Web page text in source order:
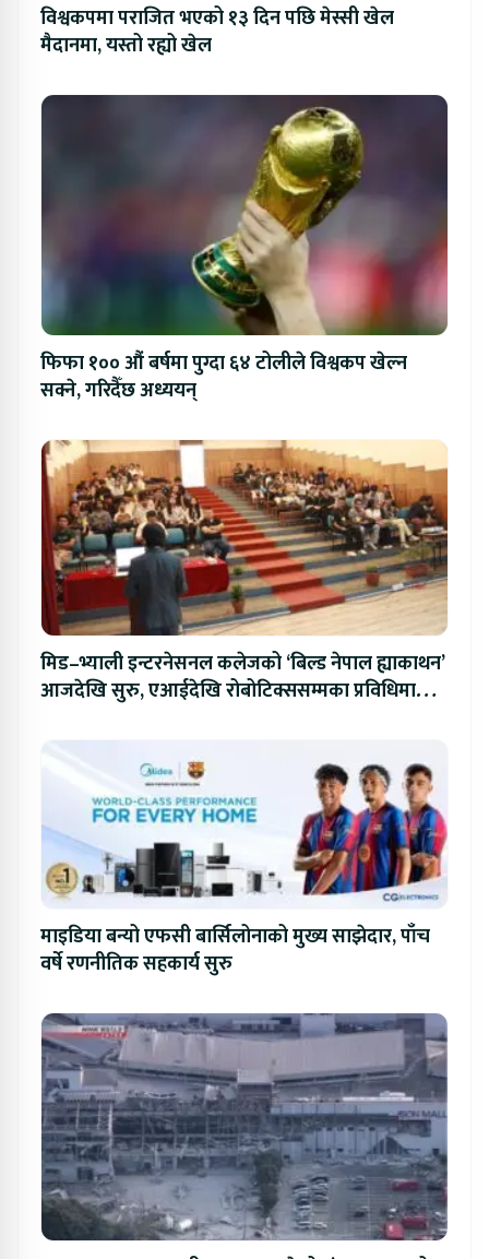
विश्वकपमा पराजित भएको १३ दिन पछि मेस्सी खेल
मैदानमा, यस्तो रह्यो खेल
फिफा १०० औं बर्षमा पुग्दा ६४ टोलीले विश्वकप खेल्न
सक्ने, गरिदैँछ अध्ययन्
मिड–भ्याली इन्टरनेसनल कलेजको ‘बिल्ड नेपाल ह्याकाथन’
आजदेखि सुरु, एआईदेखि रोबोटिक्ससम्मका प्रविधिमा
माइडिया बन्यो एफसी बार्सिलोनाको मुख्य साझेदार, पाँच
वर्षे रणनीतिक सहकार्य सुरु